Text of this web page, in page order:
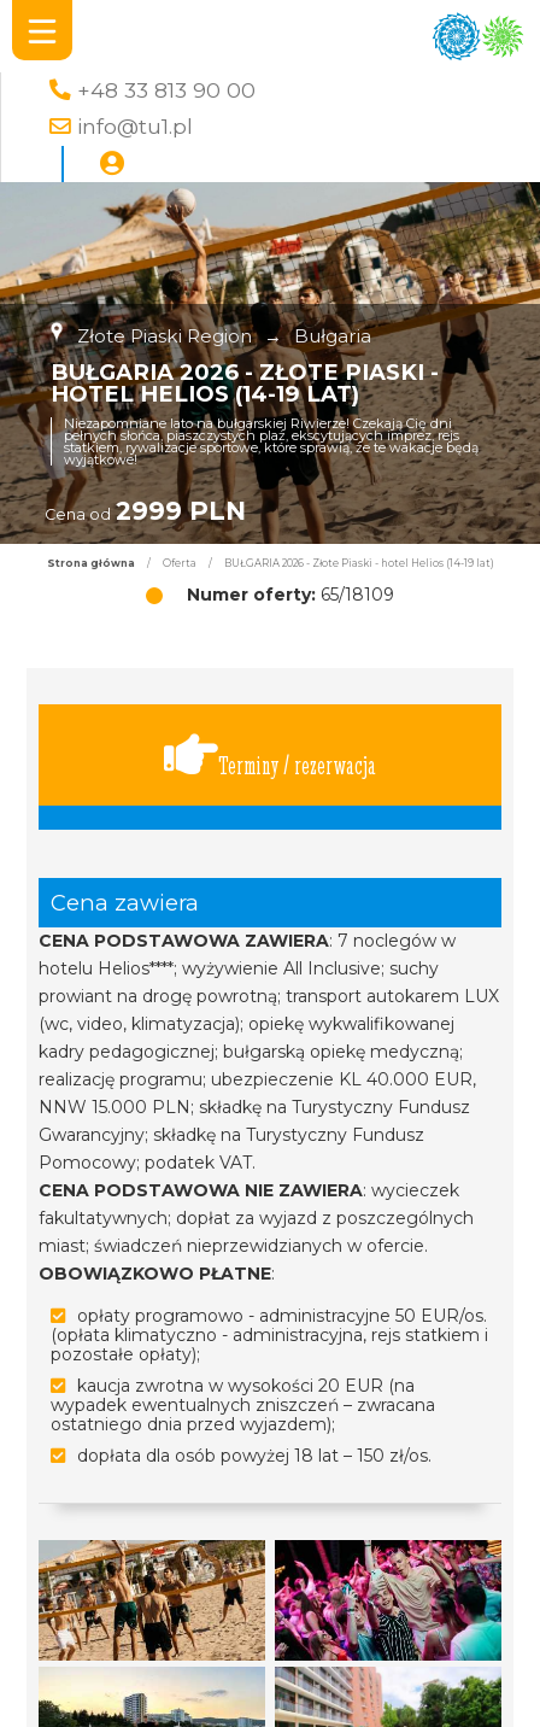
+48 33 813 90 00
info@tu1.pl
Złote Piaski Region → Bułgaria
BUŁGARIA 2026 - ZŁOTE PIASKI -
HOTEL HELIOS (14-19 LAT)
Niezapomniane lato na bułgarskiej Riwierze! Czekają Cię dni
pełnych słońca, piaszczystych plaż, ekscytujących imprez, rejs
statkiem, rywalizacje sportowe, które sprawią, że te wakacje będą
wyjątkowe!
Cena od 2999 PLN
Strona główna / Oferta / BUŁGARIA 2026 - Złote Piaski - hotel Helios (14-19 lat)
Numer oferty: 65/18109
Terminy / rezerwacja
Cena zawiera
CENA PODSTAWOWA ZAWIERA: 7 noclegów w
hotelu Helios****; wyżywienie All Inclusive; suchy
prowiant na drogę powrotną; transport autokarem LUX
(wc, video, klimatyzacja); opiekę wykwalifikowanej
kadry pedagogicznej; bułgarską opiekę medyczną;
realizację programu; ubezpieczenie KL 40.000 EUR,
NNW 15.000 PLN; składkę na Turystyczny Fundusz
Gwarancyjny; składkę na Turystyczny Fundusz
Pomocowy; podatek VAT.
CENA PODSTAWOWA NIE ZAWIERA: wycieczek
fakultatywnych; dopłat za wyjazd z poszczególnych
miast; świadczeń nieprzewidzianych w ofercie.
OBOWIĄZKOWO PŁATNE:
opłaty programowo - administracyjne 50 EUR/os.
(opłata klimatyczno - administracyjna, rejs statkiem i
pozostałe opłaty);
kaucja zwrotna w wysokości 20 EUR (na
wypadek ewentualnych zniszczeń – zwracana
ostatniego dnia przed wyjazdem);
dopłata dla osób powyżej 18 lat – 150 zł/os.